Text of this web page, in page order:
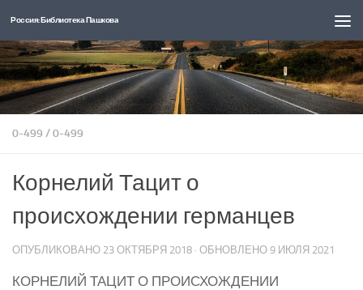
Перейти к содержимому
Россия: Библиотека Пашкова
0-499 /0-499
Корнелий Тацит о
происхождении германцев
ОПУБЛИКОВАНО 23 ОКТЯБРЯ 2018 · ОБНОВЛЕНО 9 ИЮЛЯ 2021
КОРНЕЛИЙ ТАЦИТ О ПРОИСХОЖДЕНИИ